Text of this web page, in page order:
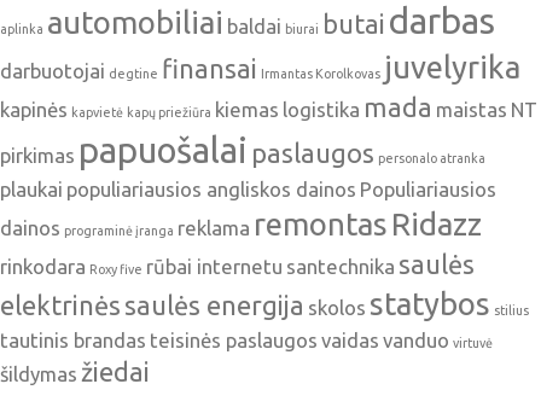
aplinka automobiliai baldai biurai butai darbas
darbuotojai degtine finansai Irmantas Korolkovas juvelyrika
kapinės kapvietė kapų priežiūra kiemas logistika mada maistas NT
pirkimas papuošalai paslaugos personalo atranka
plaukai populiariausios angliskos dainos Populiariausios
dainos programinė įranga reklama remontas Ridazz
rinkodara Roxy five rūbai internetu santechnika saulės
elektrinės saulės energija skolos statybos stilius
tautinis brandas teisinės paslaugos vaidas vanduo virtuvė
šildymas žiedai